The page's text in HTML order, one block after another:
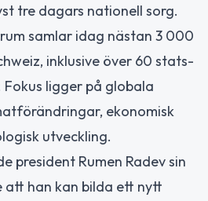
tre dagars nationell sorg.
samlar idag nästan 3 000
inklusive över 60 stats-
ligger på globala
ekonomisk
utveckling.
president Rumen Radev sin
han kan bilda ett nytt